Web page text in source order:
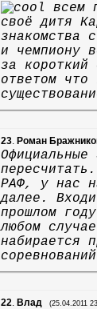
всем
своё дитя
знакомства
и чемпиону
за короткий
ответом что
23. Роман
РАФ, у нас
далее.
прошлом
любом
набирается
22. Влад (25.04.2011